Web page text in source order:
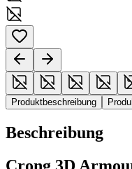
Produktbeschreibung
Beschreibung
Crong 3D